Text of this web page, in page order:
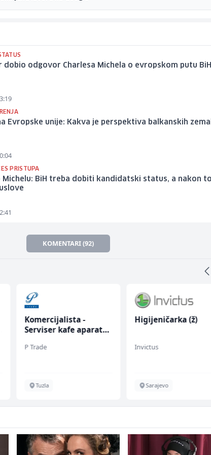
dobio odgovor Charlesa Michela o evropskom putu BiH
Evropske unije: Kakva je perspektiva balkanskih
PRISTUPA
Michelu: BiH treba dobiti kandidatski status, a nakon
KOMENTARI (92)
Komercijalista -
Serviser kafe aparata
P Trade
Tuzla
Higijeničarka (ž)
Invictus
Sarajevo